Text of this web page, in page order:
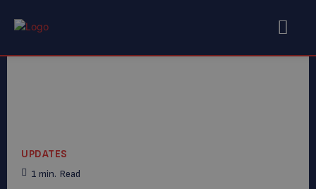
UPDATES
1 min. Read